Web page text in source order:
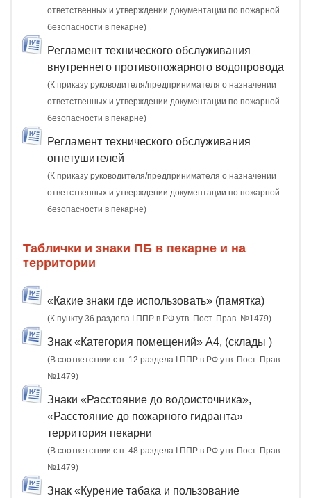
ответственных и утверждении документации по пожарной
безопасности в пекарне)
Регламент технического обслуживания
внутреннего противопожарного водопровода
(К приказу руководителя/предпринимателя о назначении
ответственных и утверждении документации по пожарной
безопасности в пекарне)
Регламент технического обслуживания
огнетушителей
(К приказу руководителя/предпринимателя о назначении
ответственных и утверждении документации по пожарной
безопасности в пекарне)
Таблички и знаки ПБ в пекарне и на
территории
«Какие знаки где использовать» (памятка)
(К пункту 36 раздела I ППР в РФ утв. Пост. Прав. №1479)
Знак «Категория помещений» А4, (склады )
(В соответствии с п. 12 раздела I ППР в РФ утв. Пост. Прав.
№1479)
Знаки «Расстояние до водоисточника»,
«Расстояние до пожарного гидранта»
территория пекарни
(В соответствии с п. 48 раздела I ППР в РФ утв. Пост. Прав.
№1479)
Знак «Курение табака и пользование